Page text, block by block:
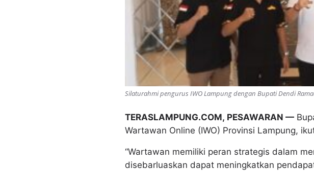
Silaturahmi pengurus IWO Lampung dengan Bupati Dendi
TERASLAMPUNG.COM, PESAWARAN —
Wartawan Online (IWO) Provinsi Lampung,
“Wartawan memiliki peran strategis dalam
disebarluaskan dapat meningkatkan